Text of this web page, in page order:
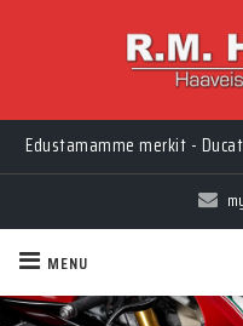
Edustamamme merkit -
MENU